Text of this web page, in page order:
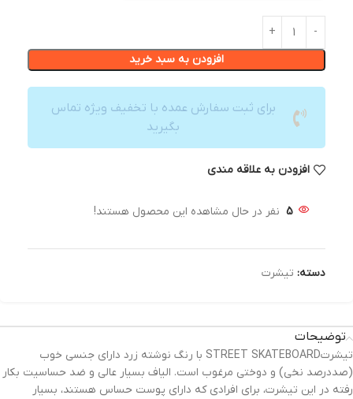
افزودن به سبد خرید
برای ثبت سفارش عمده با تخفیف ویژه تماس
بگیرید
افزودن به علاقه مندی
5 نفر در حال مشاهده این محصول هستند!
دسته: تیشرت
توضیحات
تیشرتSTREET SKATEBOARD با رنگ نوشته زرد دارای جنسی خوب
(صددرصد نخی) و دوختی مرغوب است. الیاف بسیار عالی و ضد حساسیت بکار
رفته در این تیشرت، برای افرادی که دارای پوست حساس هستند، بسیار